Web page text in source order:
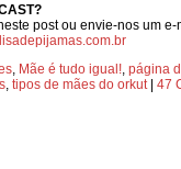
post ou envie-nos um e-
Mãe é tudo igual! página
tipos de mães do orkut | 47